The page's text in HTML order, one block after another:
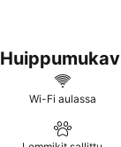
Wi-Fi aulassa